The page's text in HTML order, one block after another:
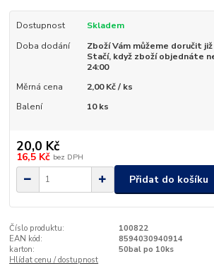
Dostupnost
Skladem
Doba dodání
Zboží Vám můžeme doručit již
Stačí, když zboží objednáte
24:00
Měrná cena
2,00 Kč / ks
Balení
10 ks
20,0 Kč
16,5 Kč bez DPH
Přidat do košíku
Číslo produktu:
100822
EAN kód:
8594030940914
karton:
50bal po 10ks
Hlídat cenu / dostupnost